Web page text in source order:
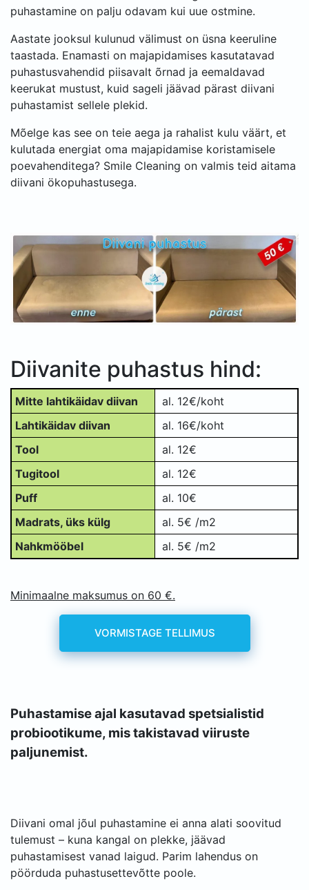
puhastamine on palju odavam kui uue ostmine.
Aastate jooksul kulunud välimust on üsna keeruline
taastada. Enamasti on majapidamises kasutatavad
puhastusvahendid piisavalt õrnad ja eemaldavad
keerukat mustust, kuid sageli jäävad pärast diivani
puhastamist sellele plekid.
Mõelge kas see on teie aega ja rahalist kulu väärt, et
kulutada energiat oma majapidamise koristamisele
poevahenditega? Smile Cleaning on valmis teid aitama
diivani ökopuhastusega.
Diivanite puhastus hind:
Mitte lahtikäidav diivan
al. 12€/koht
Lahtikäidav diivan
al. 16€/koht
Tool
al. 12€
Tugitool
al. 12€
Puff
al. 10€
Madrats, üks külg
al. 5€ /m2
Nahkmööbel
al. 5€ /m2
Minimaalne maksumus on 60 €.
VORMISTAGE TELLIMUS
Puhastamise ajal kasutavad spetsialistid
probiootikume, mis takistavad viiruste
paljunemist.
Diivani omal jõul puhastamine ei anna alati soovitud
tulemust – kuna kangal on plekke, jäävad
puhastamisest vanad laigud. Parim lahendus on
pöörduda puhastusettevõtte poole.